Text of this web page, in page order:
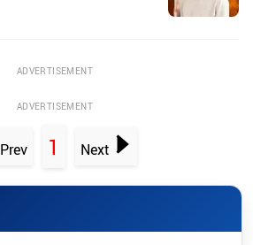
ADVERTISEMENT
ADVERTISEMENT
Prev 1 Next